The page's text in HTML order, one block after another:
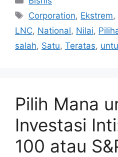
Tag
Corporation, Ekstrem,
LNC, National, Nilai,
salah, Satu, Teratas,
Pilih Mana
Investasi
100 atau